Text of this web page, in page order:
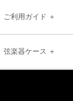
ご利用ガイド
弦楽器ケース